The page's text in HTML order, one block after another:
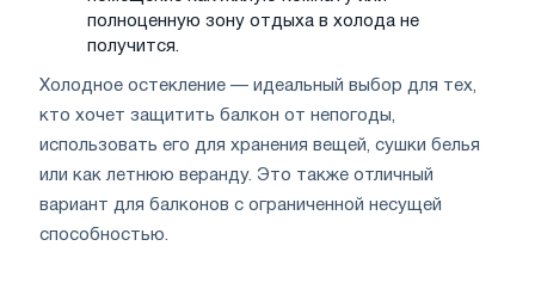
полноценную зону отдыха в холода не
получится.
Холодное остекление — идеальный выбор для тех,
кто хочет защитить балкон от непогоды,
использовать его для хранения вещей, сушки белья
или как летнюю веранду. Это также отличный
вариант для балконов с ограниченной несущей
способностью.